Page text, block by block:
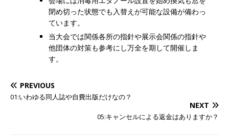
閉め切った状態でも入替えが可能な設備が備わっ
ています。
当大会では関係各所の指針や展示会関係の指針や
他団体の対策も参考にし万全を期して開催しま
す。
PREVIOUS
01:いわゆる同人誌や自費出版だけなの？
NEXT
05:キャンセルによる返金はありますか？